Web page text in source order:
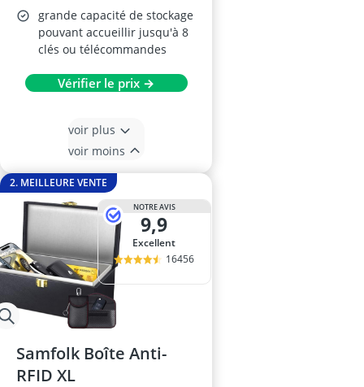
grande capacité de stockage
pouvant accueillir jusqu'à 8
clés ou télécommandes
Vérifier le prix →
voir plus
voir moins
2. MEILLEURE VENTE
NOTRE AVIS
9,9
Excellent
16456
Samfolk Boîte Anti-
RFID XL